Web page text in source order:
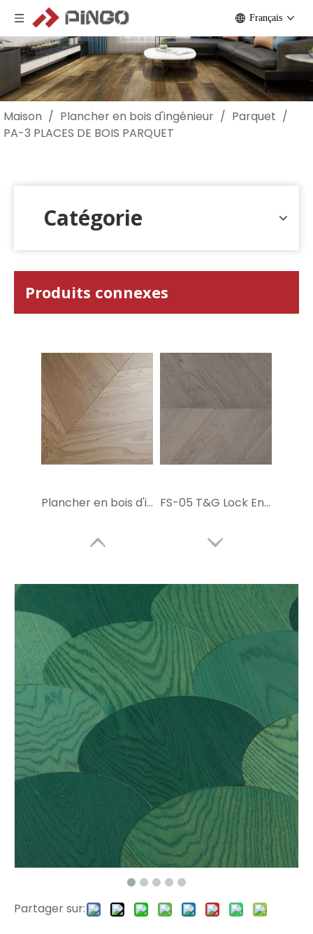
Français
Maison / Plancher en bois d'ingénieur / Parquet /
PA-3 PLACES DE BOIS PARQUET
Catégorie
Produits connexes
Plancher en bois d'ingénierie FS-04 FS-05 T&G Lock Engineer Flooring Wood
FS-06 VALINGE CLICK INGÉNIER PLANCHE BOIS
Accessoire de plancher SK80 1101 accessoires SPC
Partager sur: